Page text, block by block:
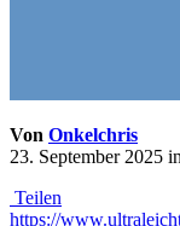
Von Onkelchris
23. September 2025
Teilen
https://